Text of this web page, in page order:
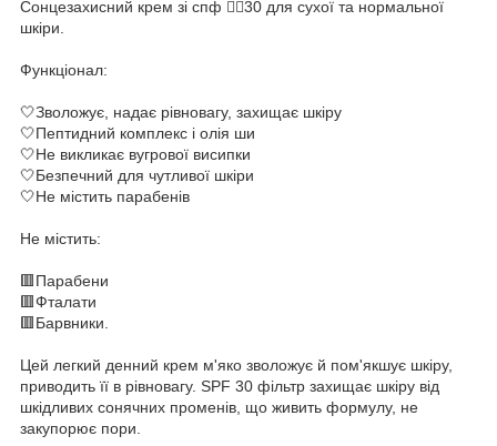
Сонцезахисний крем зі спф ☝🏻30 для сухої та нормальної
шкіри.
Функціонал:
🤍Зволожує, надає рівновагу, захищає шкіру
🤍Пептидний комплекс і олія ши
🤍Не викликає вугрової висипки
🤍Безпечний для чутливої шкіри
🤍Не містить парабенів
Не містить:
🟥Парабени
🟥Фталати
🟥Барвники.
Цей легкий денний крем м'яко зволожує й пом'якшує шкіру,
приводить її в рівновагу. SPF 30 фільтр захищає шкіру від
шкідливих сонячних променів, що живить формулу, не
закупорює пори.